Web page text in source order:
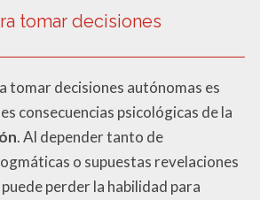
tomar decisiones
tomar decisiones autónomas es
consecuencias psicológicas de la
. Al depender tanto de
o supuestas revelaciones
perder la habilidad para